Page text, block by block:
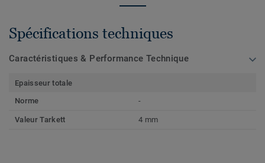
Spécifications techniques
Caractéristiques & Performance Technique
Epaisseur totale
Norme
-
Valeur Tarkett 4 mm